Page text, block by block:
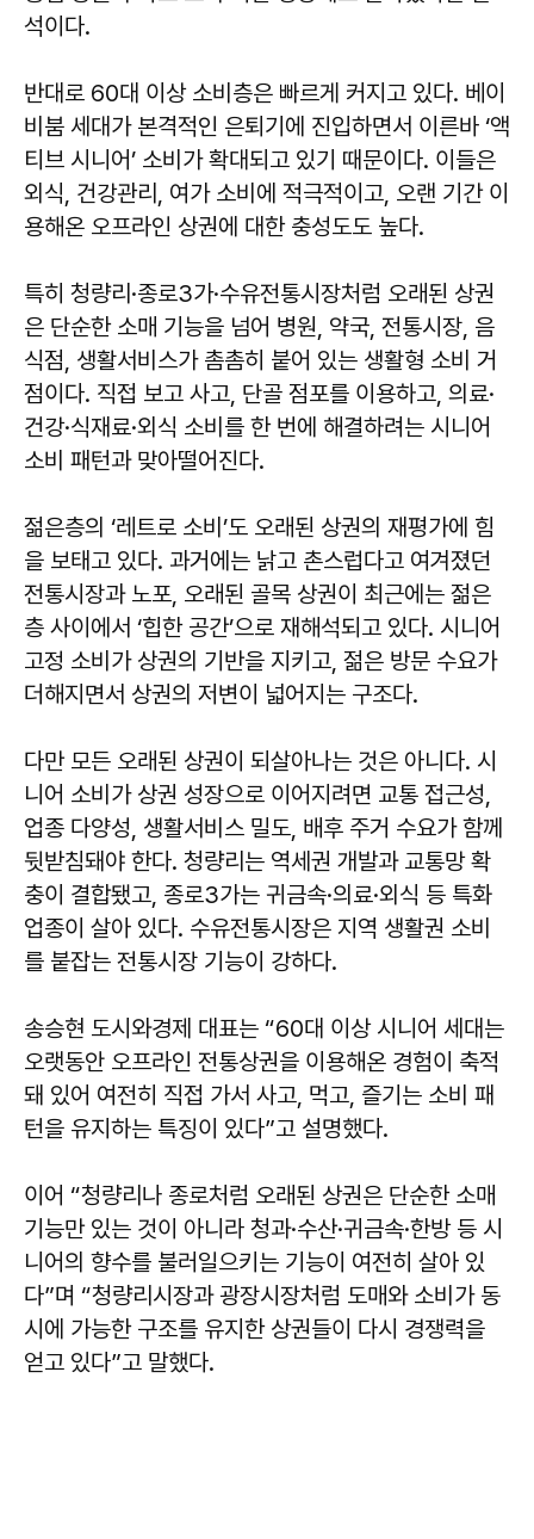
석이다.
반대로 60대 이상 소비층은 빠르게 커지고 있다. 베이
비붐 세대가 본격적인 은퇴기에 진입하면서 이른바 ‘액
티브 시니어’ 소비가 확대되고 있기 때문이다. 이들은
외식, 건강관리, 여가 소비에 적극적이고, 오랜 기간 이
용해온 오프라인 상권에 대한 충성도도 높다.
특히 청량리·종로3가·수유전통시장처럼 오래된 상권
은 단순한 소매 기능을 넘어 병원, 약국, 전통시장, 음
식점, 생활서비스가 촘촘히 붙어 있는 생활형 소비 거
점이다. 직접 보고 사고, 단골 점포를 이용하고, 의료·
건강·식재료·외식 소비를 한 번에 해결하려는 시니어
소비 패턴과 맞아떨어진다.
젊은층의 ‘레트로 소비’도 오래된 상권의 재평가에 힘
을 보태고 있다. 과거에는 낡고 촌스럽다고 여겨졌던
전통시장과 노포, 오래된 골목 상권이 최근에는 젊은
층 사이에서 ‘힙한 공간’으로 재해석되고 있다. 시니어
고정 소비가 상권의 기반을 지키고, 젊은 방문 수요가
더해지면서 상권의 저변이 넓어지는 구조다.
다만 모든 오래된 상권이 되살아나는 것은 아니다. 시
니어 소비가 상권 성장으로 이어지려면 교통 접근성,
업종 다양성, 생활서비스 밀도, 배후 주거 수요가 함께
뒷받침돼야 한다. 청량리는 역세권 개발과 교통망 확
충이 결합됐고, 종로3가는 귀금속·의료·외식 등 특화
업종이 살아 있다. 수유전통시장은 지역 생활권 소비
를 붙잡는 전통시장 기능이 강하다.
송승현 도시와경제 대표는 “60대 이상 시니어 세대는
오랫동안 오프라인 전통상권을 이용해온 경험이 축적
돼 있어 여전히 직접 가서 사고, 먹고, 즐기는 소비 패
턴을 유지하는 특징이 있다”고 설명했다.
이어 “청량리나 종로처럼 오래된 상권은 단순한 소매
기능만 있는 것이 아니라 청과·수산·귀금속·한방 등 시
니어의 향수를 불러일으키는 기능이 여전히 살아 있
다”며 “청량리시장과 광장시장처럼 도매와 소비가 동
시에 가능한 구조를 유지한 상권들이 다시 경쟁력을
얻고 있다”고 말했다.